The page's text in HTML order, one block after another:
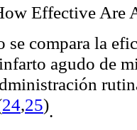
Effective Are
se compara la
agudo de
24,25).